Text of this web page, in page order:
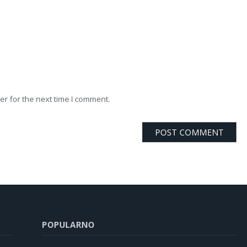
for the next time I comment.
POPULARNO